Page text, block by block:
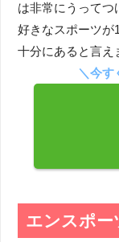
は非常にうってつ
好きなスポーツが
十分にあると言え
＼今す
エンスポー